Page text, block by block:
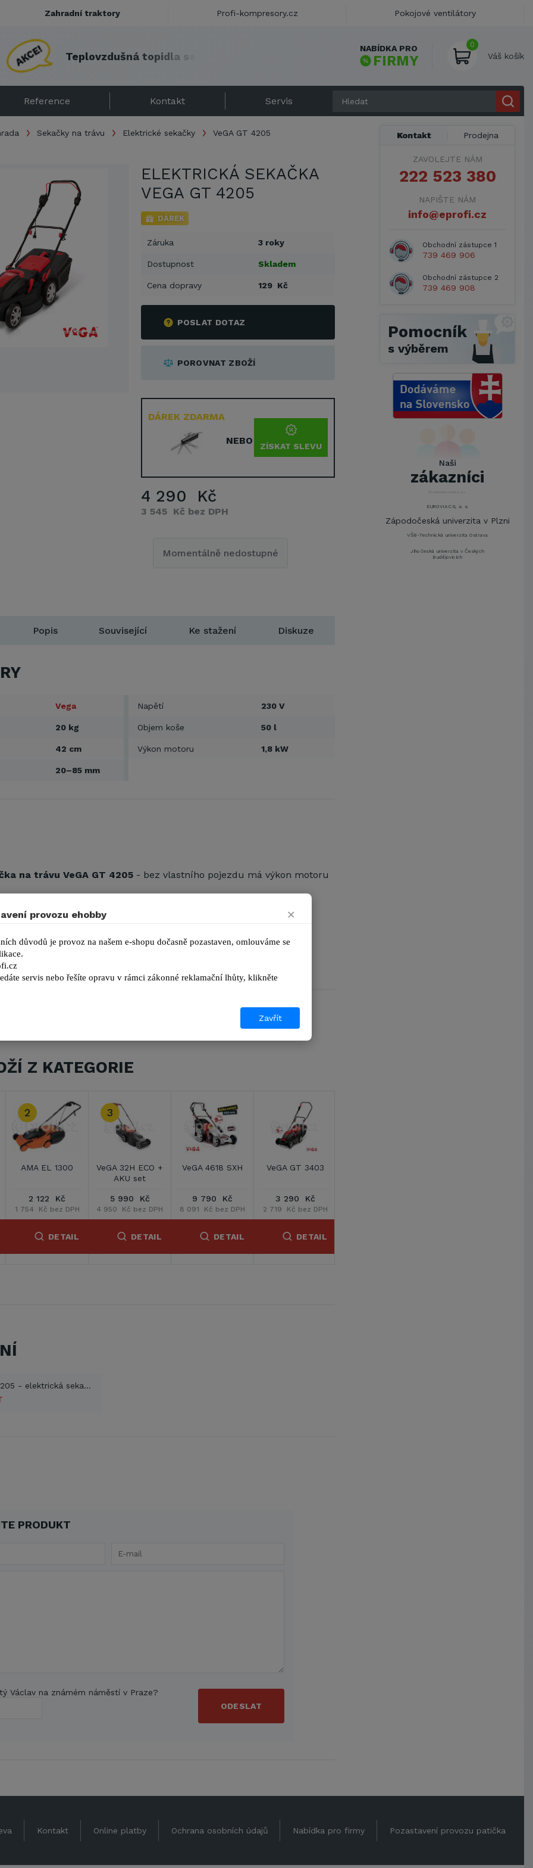
Teplovzdušná topidla
NABÍDKA PRO
FIRMY
0
Váš košík
Reference Kontakt Servis
Sekačky na trávu Elektrické sekačky VeGA GT 4205
ELEKTRICKÁ SEKAČKA
VEGA GT 4205
DÁREK
Záruka 3 roky
Dostupnost Skladem
Cena dopravy 129 Kč
POSLAT DOTAZ
POROVNAT ZBOŽÍ
DÁREK ZDARMA
NEBO ZÍSKAT SLEVU
4 290 Kč
3 545 Kč bez DPH
Momentálně nedostupné
Popis Související Ke stažení Diskuze
Vega Napětí 230 V
20 kg Objem koše 50 l
42 cm Výkon motoru 1,8 kW
20–85 mm
na trávu VeGA GT 4205 - bez vlastního pojezdu má výkon motoru
POLY PRO plast
výšky sečení (11 poloh)
/ zadní): 165 / 250 mm
50 l s ukazatelem naplnění
Z KATEGORIE
SXH
bez DPH
DETAIL
VeGA GT 3403
2 719 Kč bez DPH
DETAIL
VeGA GT 3805
3 790 Kč
3 132 Kč bez DPH
DETAIL
VeGA VE24250
2 140 Kč bez DPH
DETAIL
AMA EL 1000
1 490 Kč bez DPH
VeGA GT 4205 - elektrická sekačka (PDF)
PRODUKT
Václav na známém náměstí v Praze?
ODESLAT
Kontakt Prodejna
ZAVOLEJTE NÁM
222 523 380
NAPIŠTE NÁM
info@eprofi.cz
Obchodní zástupce 1
739 469 906
Obchodní zástupce 2
739 469 908
Pomocník
s výběrem
Naši
zákazníci
Metrostav a.s.
Brně,Správa kolejí a menz
Arcibiskupství pražské
Kostelecké uzeniny a.s.
EUROVIA CS, a. s.
Zápodočeská univerzita v Plzni
VŠB-Technická univerzita Ostrava
Jihočeská univerzita v Českých
Budějovicích
Kontakt Online platby Ochrana osobních údajů Nabídka pro firmy Pozastavení provozu patička
Zahradní traktory Profi-kompresory.cz Pokojové ventilátory
provozu ehobby ×
důvodů je provoz na našem e-shopu dočasně pozastaven, omlouváme se
servis nebo řešíte opravu v rámci zákonné reklamační lhůty, kl
Zavřít